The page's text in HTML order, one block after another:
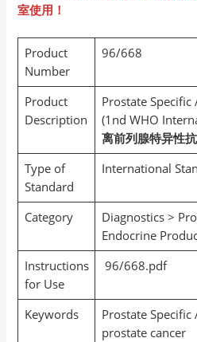
室使用！
Product
Number
96/668
Product
Description
Prostate Specific
(1nd WHO
离前列腺特异性
Type of
Standard
International
Category
Diagnostics >
Endocrine
Instructions
for Use
96/668.pdf
Keywords
Prostate Specific
prostate cancer